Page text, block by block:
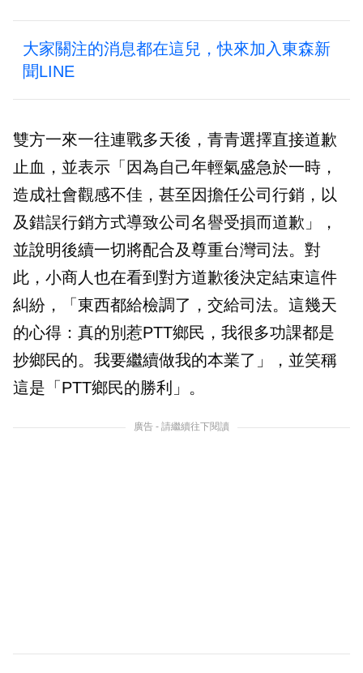
大家關注的消息都在這兒，快來加入東森新
聞LINE
雙方一來一往連戰多天後，青青選擇直接道歉
止血，並表示「因為自己年輕氣盛急於一時，
造成社會觀感不佳，甚至因擔任公司行銷，以
及錯誤行銷方式導致公司名譽受損而道歉」，
並說明後續一切將配合及尊重台灣司法。對
此，小商人也在看到對方道歉後決定結束這件
糾紛，「東西都給檢調了，交給司法。這幾天
的心得：真的別惹PTT鄉民，我很多功課都是
抄鄉民的。我要繼續做我的本業了」，並笑稱
這是「PTT鄉民的勝利」。
廣告 - 請繼續往下閱讀